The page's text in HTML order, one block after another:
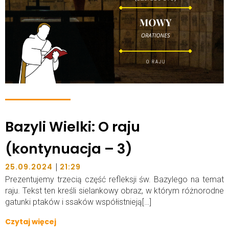
Bazyli Wielki: O raju
(kontynuacja – 3)
25.09.2024 | 21:29
Prezentujemy trzecią część refleksji św. Bazylego na temat
raju. Tekst ten kreśli sielankowy obraz, w którym różnorodne
gatunki ptaków i ssaków współistnieją[…]
Czytaj więcej